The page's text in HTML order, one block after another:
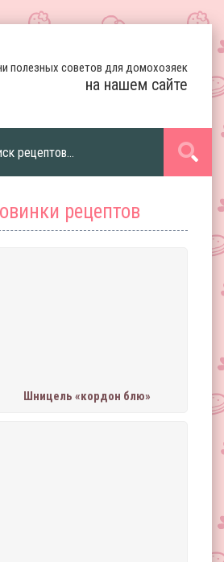
полезных советов для домохозяек
на нашем сайте
рецептов
Шницель «кордон блю»